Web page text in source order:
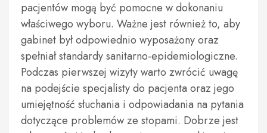
pacjentów mogą być pomocne w dokonaniu
właściwego wyboru. Ważne jest również to, aby
gabinet był odpowiednio wyposażony oraz
spełniał standardy sanitarno-epidemiologiczne.
Podczas pierwszej wizyty warto zwrócić uwagę
na podejście specjalisty do pacjenta oraz jego
umiejętność słuchania i odpowiadania na pytania
dotyczące problemów ze stopami. Dobrze jest